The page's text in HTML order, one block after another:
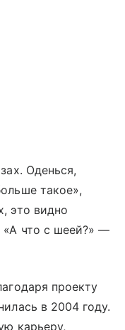
Оденься,
такое»,
это видно
что с шеей?» —
проекту
в 2004 году.
карьеру,